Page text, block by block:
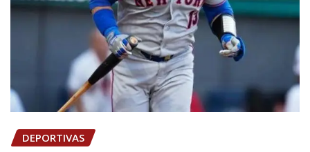
DEPORTIVAS